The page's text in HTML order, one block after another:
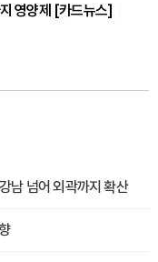
영양제 [카드뉴스]
남 넘어 외곽까지 확산